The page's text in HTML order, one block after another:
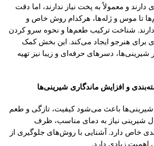
دارند و معمولاً به پخت نیاز ندارند، اما دقت
تا موس و ژله‌ها، هرکدام روش خاص و
شناخت ترکیب طعم‌ها و نحوه سرو کردن
برای هنرجو ایجاد می‌کند. این بخش کمک
شیرینی‌ها، دسرهای حرفه‌ای و زیبا نیز تهیه
باعث می‌شود کیفیت، تازگی و طعم
شیرینی نیاز به دمای مناسب، ظرف
خاص دارد. آشنایی با روش‌های جلوگیری از
زیادی دارد.